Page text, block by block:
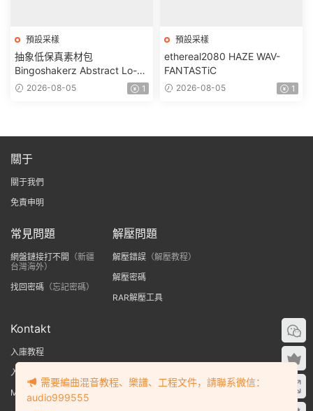
預設采樣
抽象低保真素材包
Bingoshakerz Abstract Lo-Fi
WAV MiDi REX-FANTASTiC
2026-08-05 1
預設采樣
ethereal2080 HAZE WAV-
FANTASTiC
2026-08-05 1
關于
關于我們
免責申明
常見問題
網盤鏈接打不開
（新疆
台灣海外）
找回密碼 （忘記密碼）
解壓問題
解壓錯誤（解壓教程）
解壓密碼
RAR解壓工具
Kontakt
入庫教程
入庫提示no library found
MAC版Kontakt入庫教程
需要編曲混音教程、樂譜、工程文件，請聯系微信：
audio999555